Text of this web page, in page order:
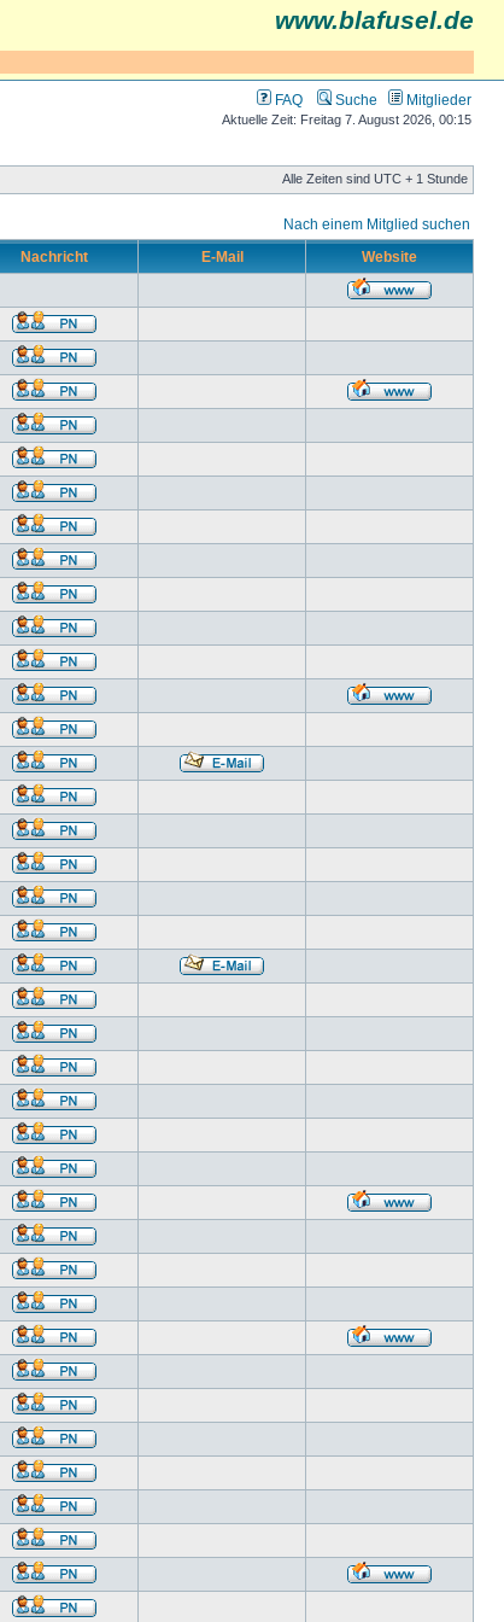
www.blafusel.de
FAQ Suche Mitglieder
Aktuelle Zeit: Freitag 7. August 2026, 00:15
Alle Zeiten sind UTC + 1 Stunde
Nach einem Mitglied suchen
Nachricht E-Mail Website